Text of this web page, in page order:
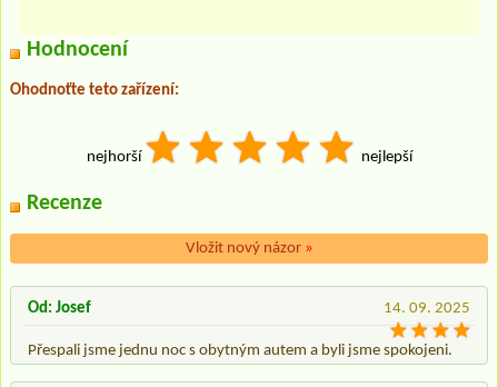
Hodnocení
Ohodnoťte teto zařízení:
nejhorší nejlepší
Recenze
Vložit nový názor »
14. 09. 2025
Od: Josef
Přespali jsme jednu noc s obytným autem a byli jsme spokojeni.